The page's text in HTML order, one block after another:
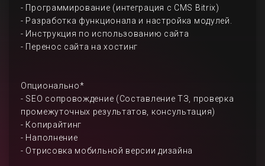
- Программирование (интеграция с CMS Bitrix)
- Разработка функционала и настройка модулей.
- Инструкция по использованию сайта
- Перенос сайта на хостинг
Опционально*
- SEO сопровождение (Составление ТЗ, проверка
промежуточных результатов, консультация)
- Копирайтинг
- Наполнение
- Отрисовка мобильной версии дизайна